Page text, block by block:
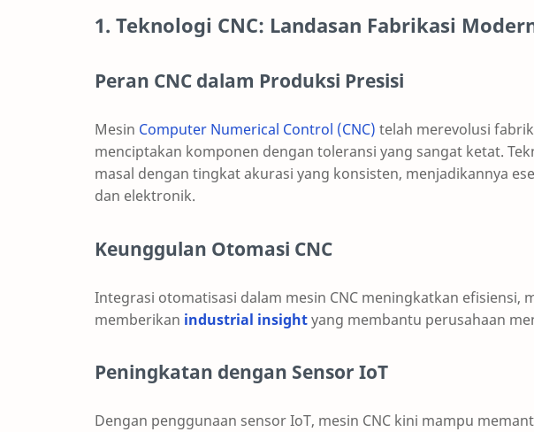
1. Teknologi CNC: Landasan Fabrikasi
Peran CNC dalam Produksi Presisi
Mesin Computer Numerical Control (CNC) telah merevolusi
menciptakan komponen dengan toleransi yang sangat ketat.
masal dengan tingkat akurasi yang konsisten, menjadikannya
dan elektronik.
Keunggulan Otomasi CNC
Integrasi otomatisasi dalam mesin CNC meningkatkan efisiensi,
memberikan industrial insightyang membantu perusahaan
Peningkatan dengan Sensor IoT
Dengan penggunaan sensor IoT, mesin CNC kini mampu